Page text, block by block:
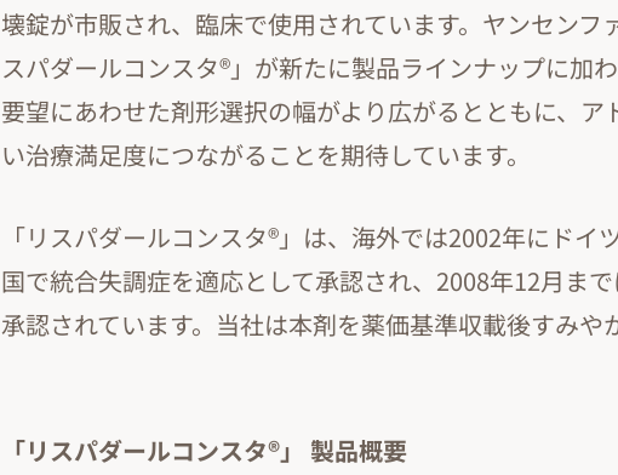
壊錠が市販され、臨床で使用されています。ヤンセンフ
スパダールコンスタ®」が新たに製品ラインナップに加
要望にあわせた剤形選択の幅がより広がるとともに、ア
い治療満足度につながることを期待しています。
「リスパダールコンスタ®」は、海外では2002年にドイ
国で統合失調症を適応として承認され、2008年12月ま
承認されています。当社は本剤を薬価基準収載後すみや
「リスパダールコンスタ®」 製品概要